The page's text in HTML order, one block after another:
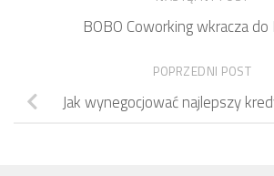
BOBO Coworking wkracza do
POPRZEDNI POST
Jak wynegocjować najlepszy